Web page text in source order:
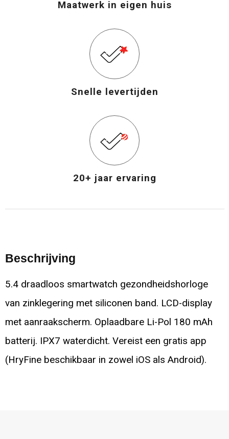
Maatwerk in eigen huis
Snelle levertijden
20+ jaar ervaring
Beschrijving
5.4 draadloos smartwatch gezondheidshorloge
van zinklegering met siliconen band. LCD-display
met aanraakscherm. Oplaadbare Li-Pol 180 mAh
batterij. IPX7 waterdicht. Vereist een gratis app
(HryFine beschikbaar in zowel iOS als Android).